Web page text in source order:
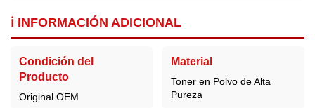
ℹ️ INFORMACIÓN ADICIONAL
Condición del
Producto
Original OEM
Material
Toner en Polvo de Alta
Pureza